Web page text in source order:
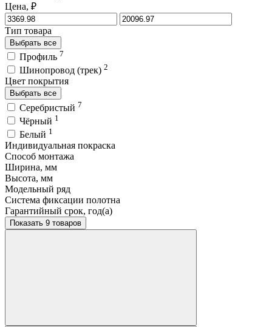
Цена, ₽
Тип товара
Выбрать все
Профиль 7
Шинопровод (трек) 2
Цвет покрытия
Выбрать все
Серебристый 7
Чёрный 1
Белый 1
Индивидуальная покраска
Способ монтажа
Ширина, мм
Высота, мм
Модельный ряд
Система фиксации полотна
Гарантийный срок, год(а)
Показать 9 товаров